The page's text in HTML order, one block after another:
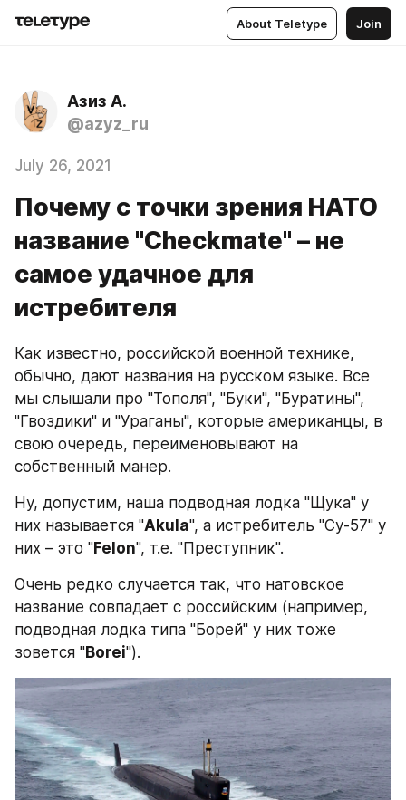
About Teletype Join
Азиз А.
@azyz_ru
July 26, 2021
Почему с точки зрения НАТО
название "Checkmate" – не
самое удачное для
истребителя
Как известно, российской военной технике,
обычно, дают названия на русском языке. Все
мы слышали про "Тополя", "Буки", "Буратины",
"Гвоздики" и "Ураганы", которые американцы, в
свою очередь, переименовывают на
собственный манер.
Ну, допустим, наша подводная лодка "Щука" у
них называется "Akula", а истребитель "Су-57" у
них – это "Felon", т.е. "Преступник".
Очень редко случается так, что натовское
название совпадает с российским (например,
подводная лодка типа "Борей" у них тоже
зовется "Borei").